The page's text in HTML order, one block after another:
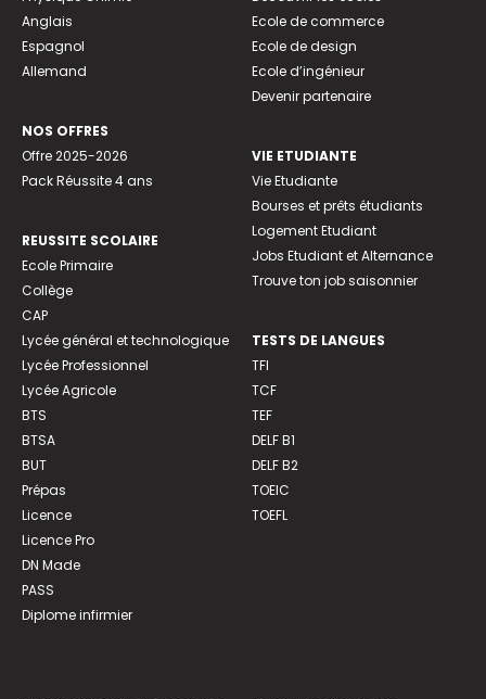
Anglais
Espagnol
Allemand
NOS OFFRES
Offre 2025-2026
Pack Réussite 4 ans
REUSSITE SCOLAIRE
Ecole Primaire
Collège
CAP
Lycée général et technologique
Lycée Professionnel
Lycée Agricole
BTS
BTSA
BUT
Prépas
Licence
Licence Pro
DN Made
PASS
Diplome infirmier
Ecole de commerce
Ecole de design
Ecole d’ingénieur
Devenir partenaire
VIE ETUDIANTE
Vie Etudiante
Bourses et prêts étudiants
Logement Etudiant
Jobs Etudiant et Alternance
Trouve ton job saisonnier
TESTS DE LANGUES
TFI
TCF
TEF
DELF B1
DELF B2
TOEIC
TOEFL